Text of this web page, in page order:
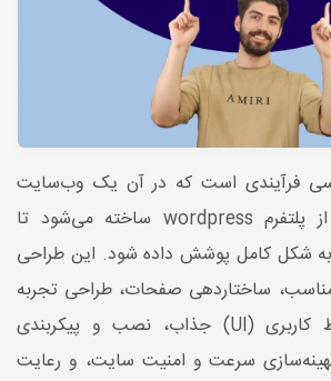
فرآیندی است که در آن یک وب‌سایت
حرفه‌ای با استفاده از پلتفرم wordpress ساخته می‌شود تا
به شکل کامل پوشش داده شود. این طراحی
ساختاردهی صفحات، طراحی تجربه
کاربری (UX) و رابط کاربری (UI) جذاب، نصب و پیکربندی
سرعت و امنیت سایت، و رعایت